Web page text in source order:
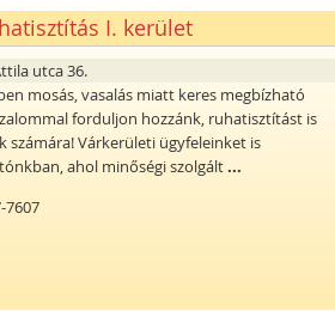
I. kerület
utca 36.
mosás, vasalás miatt keres megbízható
forduljon hozzánk, ruhatisztítást is
számára! Várkerületi ügyfeleinket is
ahol minőségi szolgált...
7607